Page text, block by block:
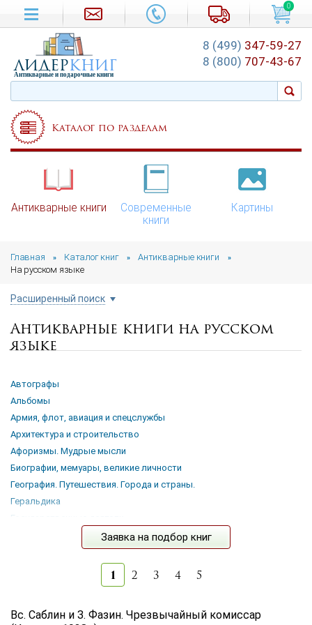
Каталог по разделам
Антикварные книги
Современные
книги
Картины
Главная » Каталог книг » Антикварные книги »
На русском языке
Расширенный поиск
Цена руб.
от
до
Год издания
от
Язык книги
Русский
Переплет
Антикварные книги на русском
языке
Автографы
Альбомы
Армия, флот, авиация и спецслужбы
Архитектура и строительство
Афоризмы. Мудрые мысли
Биографии, мемуары, великие личности
География. Путешествия. Города и страны.
Геральдика
Государственные деятели
Железные дороги
Животные и растения
Книги на иностранных языках
Заявка на подбор книг
1 2 3 4 5
Вс. Саблин и З. Фазин. Чрезвычайный комиссар
0
лидеркниг
Антикварные и подарочные книги
8 (499) 347-59-27
8 (800) 707-43-67